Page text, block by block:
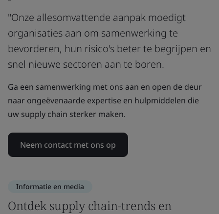
"Onze allesomvattende aanpak moedigt
organisaties aan om samenwerking te
bevorderen, hun risico's beter te begrijpen en
snel nieuwe sectoren aan te boren.
Ga een samenwerking met ons aan en open de deur
naar ongeëvenaarde expertise en hulpmiddelen die
uw supply chain sterker maken.
Neem contact met ons op
Informatie en media
Ontdek supply chain-trends en